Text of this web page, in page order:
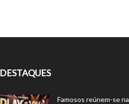
DESTAQUES
Famosos reúnem-se na